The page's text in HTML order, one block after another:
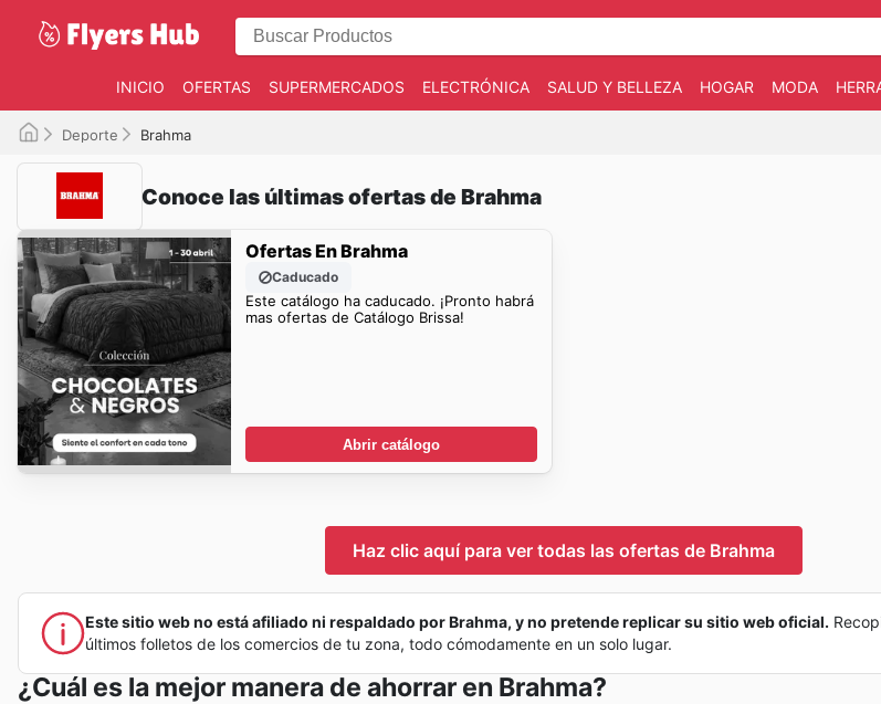
INICIO OFERTAS SUPERMERCADOS ELECTRÓNICA SALUD Y BELLEZA HOGAR MODA
Deporte Brahma
Conoce las últimas ofertas de Brahma
Ofertas En Brahma
Caducado
Este catálogo ha caducado. ¡Pronto habrá
mas ofertas de Catálogo Brissa!
Abrir catálogo
Haz clic aquí para ver todas las ofertas de Brahma
Este sitio web no está afiliado ni respaldado por Brahma, y no pretende replicar su sitio web oficial.
últimos folletos de los comercios de tu zona, todo cómodamente en un solo lugar.
¿Cuál es la mejor manera de ahorrar en Brahma?